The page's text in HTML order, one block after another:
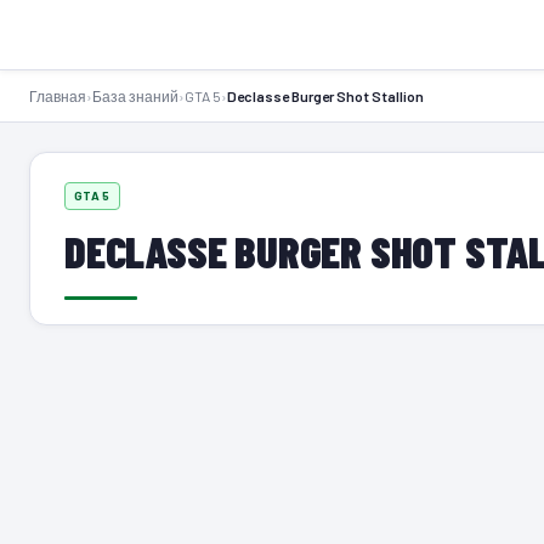
Главная›База знаний›GTA 5›Declasse Burger Shot Stallion
GTA 5
DECLASSE BURGER SHOT